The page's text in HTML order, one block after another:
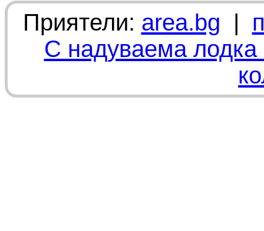
Приятели: area.bg |
С надуваема лодка